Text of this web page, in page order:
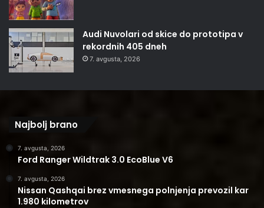
Audi Nuvolari od skice do prototipa v
rekordnih 405 dneh
7. avgusta, 2026
Najbolj brano
7. avgusta, 2026
Ford Ranger Wildtrak 3.0 EcoBlue V6
7. avgusta, 2026
Nissan Qashqai brez vmesnega polnjenja prevozil kar
1.980 kilometrov